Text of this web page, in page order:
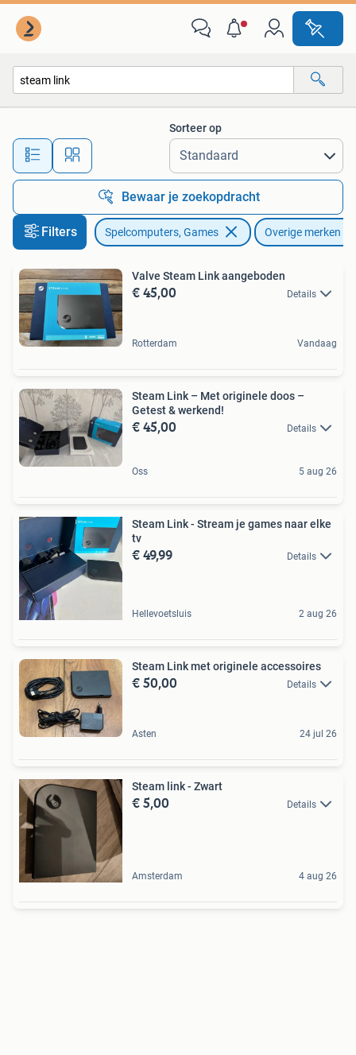
Alle afstanden…
Sorteer op
Bewaar je zoekopdracht
Filters Spelcomputers, Games Overige merken
Valve Steam Link aangeboden
€ 45,00 Details
Rotterdam Vandaag
Steam Link – Met originele doos –
Getest & werkend!
€ 45,00 Details
Oss 5 aug 26
Steam Link - Stream je games naar elke
tv
€ 49,99 Details
Hellevoetsluis 2 aug 26
Steam Link met originele accessoires
€ 50,00 Details
Asten 24 jul 26
Steam link - Zwart
€ 5,00 Details
Amsterdam 4 aug 26